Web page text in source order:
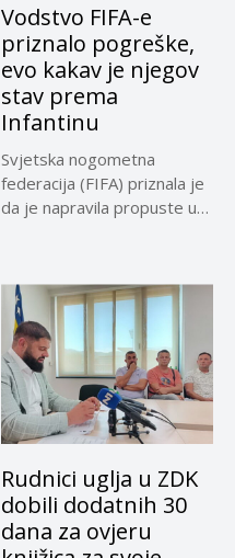
Vodstvo FIFA-e
priznalo pogreške,
evo kakav je njegov
stav prema
Infantinu
Svjetska nogometna
federacija (FIFA) priznala je
da je napravila propuste u
Rudnici uglja u ZDK
dobili dodatnih 30
dana za ovjeru